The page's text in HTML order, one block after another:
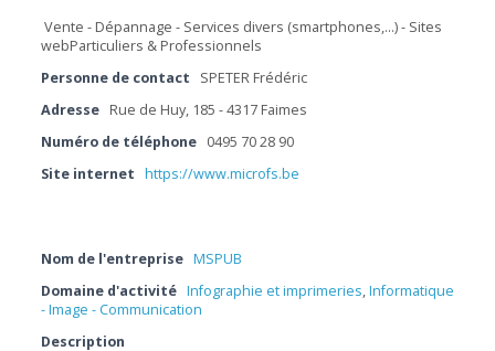
Vente - Dépannage - Services divers (smartphones,…) - Sites
webParticuliers & Professionnels
Personne de contact
SPETER Frédéric
Adresse Rue de Huy, 185 - 4317 Faimes
Numéro de téléphone 0495 70 28 90
Site internet https://www.microfs.be
Nom de l'entreprise MSPUB
Domaine d'activité Infographie et imprimeries,Informatique
- Image - Communication
Description